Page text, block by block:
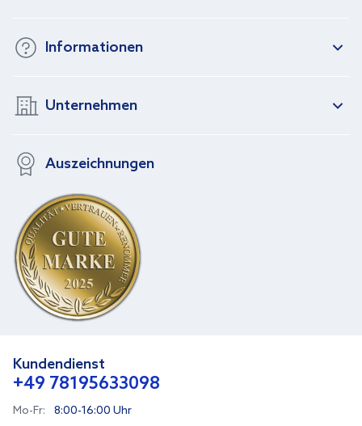
Informationen
Unternehmen
Auszeichnungen
Kundendienst
+49 78195633098
Mo-Fr: 8:00-16:00 Uhr